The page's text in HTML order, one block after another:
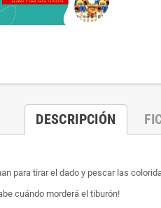
DESCRIPCIÓN
para tirar el dado y pescar las
cuándo morderá el tiburón!